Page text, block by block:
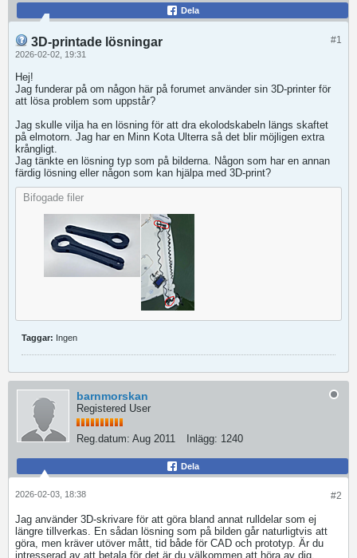
Dela
#1
3D-printade lösningar
2026-02-02, 19:31
Hej!
Jag funderar på om någon här på forumet använder sin 3D-printer för
att lösa problem som uppstår?
Jag skulle vilja ha en lösning för att dra ekolodskabeln längs skaftet
på elmotorn. Jag har en Minn Kota Ulterra så det blir möjligen extra
krångligt.
Jag tänkte en lösning typ som på bilderna. Någon som har en annan
färdig lösning eller någon som kan hjälpa med 3D-print?
Bifogade filer
Taggar: Ingen
barnmorskan
Registered User
Reg.datum: Aug 2011 Inlägg: 1240
Dela
#2
2026-02-03, 18:38
Jag använder 3D-skrivare för att göra bland annat rulldelar som ej
längre tillverkas. En sådan lösning som på bilden går naturligtvis att
göra, men kräver utöver mått, tid både för CAD och prototyp. Är du
intresserad av att betala för det är du välkommen att höra av dig.